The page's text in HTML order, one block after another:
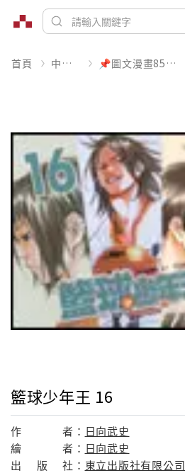
首頁 中文書 📌圖文漫畫85折起
籃球少年王 16
作 者： 日向武史
繪
者： 日向武史
出
版 社： 東立出版社有限公司